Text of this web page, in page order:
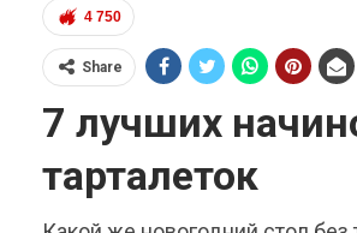
4 750
Share
7 лучших
тарталеток